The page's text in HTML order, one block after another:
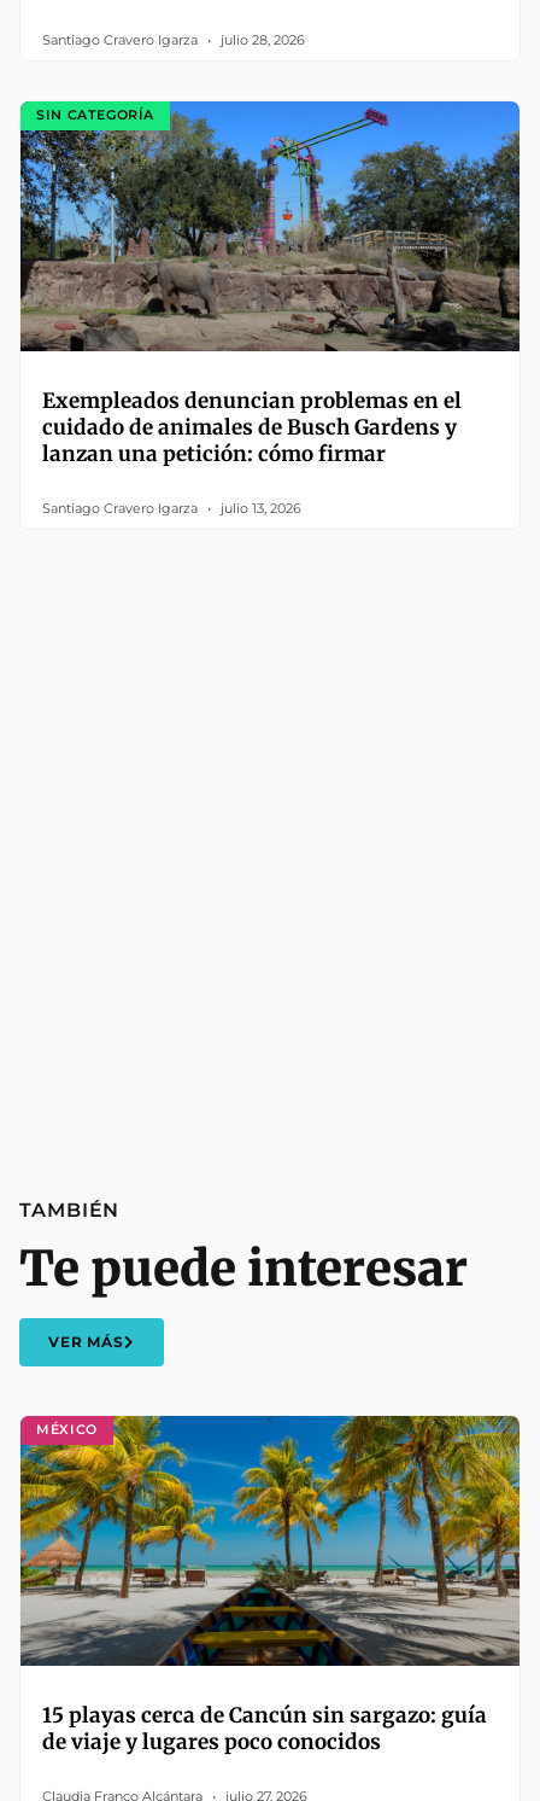
Santiago Cravero Igarza julio 28, 2026
SIN CATEGORÍA
Exempleados denuncian problemas en el
cuidado de animales de Busch Gardens y
lanzan una petición: cómo firmar
Santiago Cravero Igarza julio 13, 2026
MÉXICO
15 playas cerca de Cancún sin sargazo: guía
de viaje y lugares poco conocidos
Claudia Franco Alcántara julio 27, 2026
TAMBIÉN
Te puede interesar
VER MÁS